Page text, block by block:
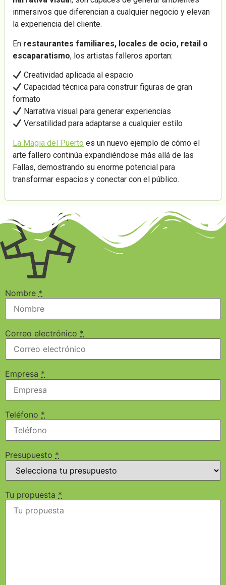
inmersivos que diferencian a cualquier negocio y elevan
la experiencia del cliente.
En restaurantes familiares, locales de ocio, retail o
escaparatismo, los artistas falleros aportan:
Creatividad aplicada al espacio
Capacidad técnica para construir figuras de gran
formato
Narrativa visual para generar experiencias
Versatilidad para adaptarse a cualquier estilo
La Magia del Puerto es un nuevo ejemplo de cómo el
arte fallero continúa expandiéndose más allá de las
Fallas, demostrando su enorme potencial para
transformar espacios y conectar con el público.
Nombre *
Correo electrónico *
Empresa *
Teléfono *
Presupuesto *
Tu propuesta *